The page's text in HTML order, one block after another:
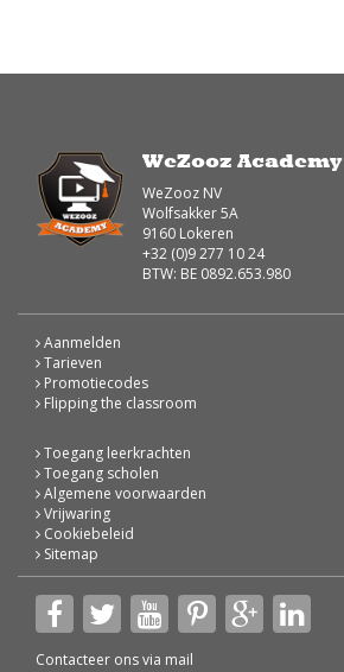
WeZooz Academy
WeZooz NV
Wolfsakker 5A
9160 Lokeren
+32 (0)9 277 10 24
BTW: BE 0892.653.980
Aanmelden
Tarieven
Promotiecodes
Flipping the classroom
Toegang leerkrachten
Toegang scholen
Algemene voorwaarden
Vrijwaring
Cookiebeleid
Sitemap
Contacteer ons via mail